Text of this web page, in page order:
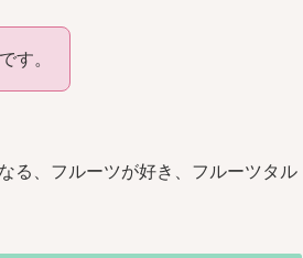
す。
る、フルーツが好き、フルーツタル